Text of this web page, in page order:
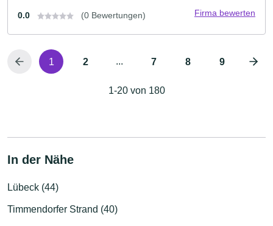
0.0 (0 Bewertungen) Firma bewerten
1 2 ... 7 8 9
1-20 von 180
In der Nähe
Lübeck (44)
Timmendorfer Strand (40)